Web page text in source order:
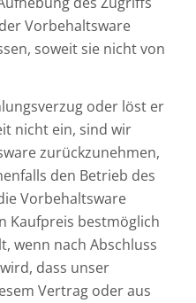
Vorbehaltsware
soweit sie nicht von
oder löst er
nicht ein, sind wir
zurückzunehmen,
den Betrieb des
Vorbehaltsware
Kaufpreis bestmöglich
wenn nach Abschluss
dass unser
Vertrag oder aus